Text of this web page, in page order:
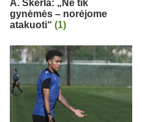
A. Skerla: „Ne tik
gynėmės – norėjome
atakuoti“ (1)